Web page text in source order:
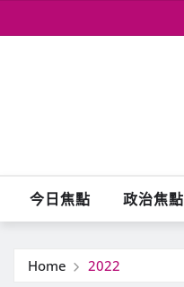
to
今日焦點 政治焦點
Home 2022